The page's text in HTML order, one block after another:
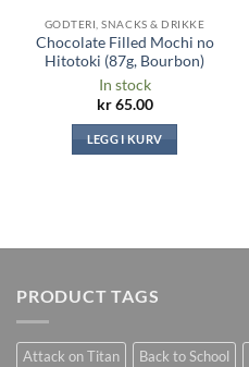
GODTERI, SNACKS & DRIKKE
Chocolate Filled Mochi no
Hitotoki (87g, Bourbon)
In stock
kr65.00
LEGG I KURV
PRODUCT TAGS
Attack on Titan Back to School